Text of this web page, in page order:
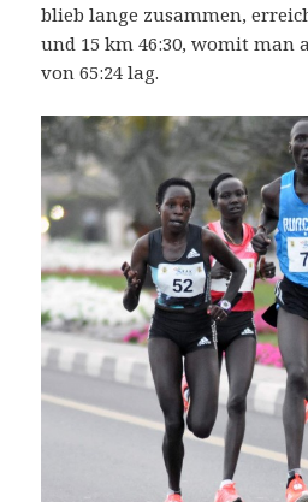
blieb lange zusammen,
und 15 km 46:30, womit man
von 65:24 lag.